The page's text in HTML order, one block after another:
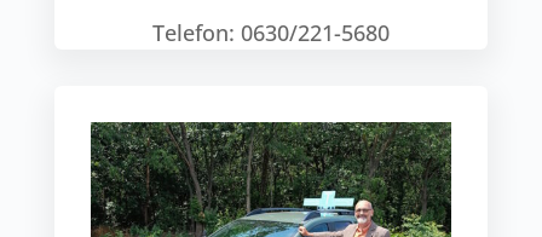
Telefon: 0630/221-5680